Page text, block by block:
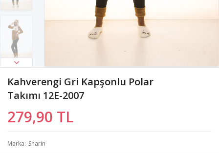
Kahverengi Gri Kapşonlu Polar
Takımı 12E-2007
279,90 TL
Marka Sharin